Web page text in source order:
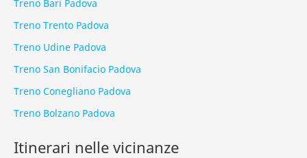
Treno Bari Padova
Treno Trento Padova
Treno Udine Padova
Treno San Bonifacio Padova
Treno Conegliano Padova
Treno Bolzano Padova
Itinerari nelle vicinanze